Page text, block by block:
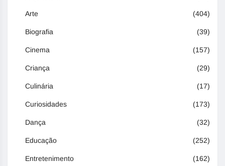
Arte (404)
Biografia (39)
Cinema (157)
Criança (29)
Culinária (17)
Curiosidades (173)
Dança (32)
Educação (252)
Entretenimento (162)